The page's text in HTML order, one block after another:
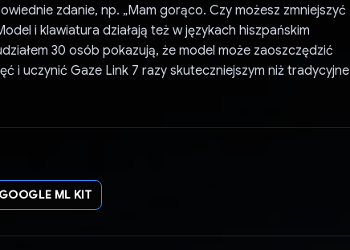
zdanie, np. „Mam gorąco. Czy możesz zmniejszyć
i klawiatura działają też w językach hiszpańskim
30 osób pokazują, że model może zaoszczędzić
i uczynić Gaze Link 7 razy skuteczniejszym niż tradycyjne
GOOGLE ML KIT